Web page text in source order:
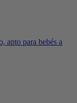
apto para bebés a